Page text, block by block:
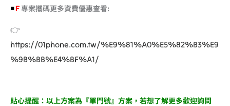
◾️Ｆ專案攜碼更多資費優惠查看:
👉
https://01phone.com.tw/%E9%81%A0%E5%82%B3%E9
%9B%BB%E4%BF%A1/
貼心提醒：以上方案為『單門號』方案，若想了解更多歡迎詢問